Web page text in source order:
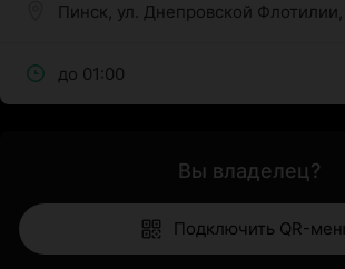
Пинск, ул. Днепровской
до 01:00
Вы владелец?
Подключить QR-